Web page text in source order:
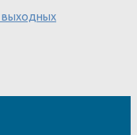
выходных